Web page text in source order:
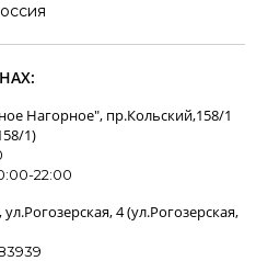
Нагорное", пр.Кольский,158/1
1)
22:00
4 (ул.Рогозерская,